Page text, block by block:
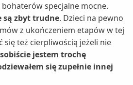
specjalne mocne.
są zbyt trudne. Dzieci na pewno
z ukończeniem etapów w tej
się też cierpliwością jeżeli nie
jestem trochę
się zupełnie innej